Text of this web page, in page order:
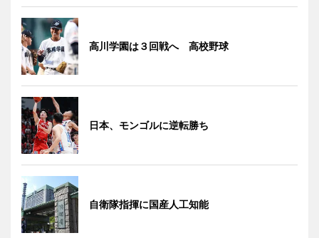
高川学園は３回戦へ 高校野球
日本、モンゴルに逆転勝ち
自衛隊指揮に国産人工知能